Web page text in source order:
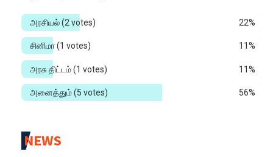
22%
அரசியல்(2 votes)
11%
சினிமா(1 votes)
11%
அரசு திட்டம்(1 votes)
56%
அனைத்தும்(5 votes)
NEWS